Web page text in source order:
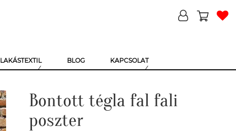
LAKÁSTEXTIL BLOG KAPCSOLAT
Bontott tégla fal fali
poszter